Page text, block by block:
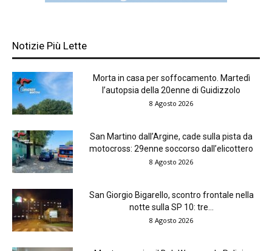
Notizie Più Lette
Morta in casa per soffocamento. Martedì
l’autopsia della 20enne di Guidizzolo
8 Agosto 2026
San Martino dall’Argine, cade sulla pista da
motocross: 29enne soccorso dall’elicottero
8 Agosto 2026
San Giorgio Bigarello, scontro frontale nella
notte sulla SP 10: tre...
8 Agosto 2026